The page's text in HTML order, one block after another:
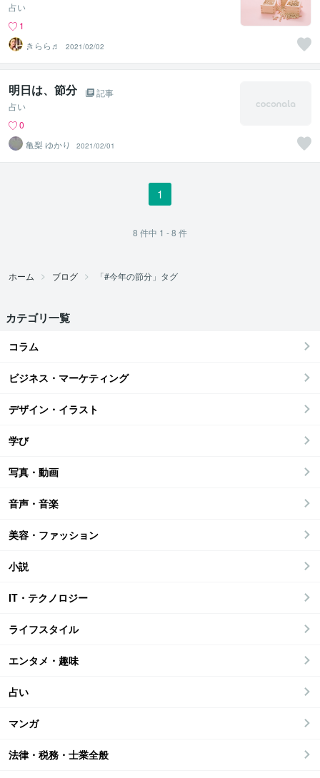
占い
1
きらら♬
2021/02/02
明日は、節分
記事
占い
0
亀梨 ゆかり
2021/02/01
1
8 件中 1 - 8 件
ホーム ブログ 「#今年の節分」タグ
カテゴリ一覧
コラム
ビジネス・マーケティング
デザイン・イラスト
学び
写真・動画
音声・音楽
美容・ファッション
小説
IT・テクノロジー
ライフスタイル
エンタメ・趣味
占い
マンガ
法律・税務・士業全般